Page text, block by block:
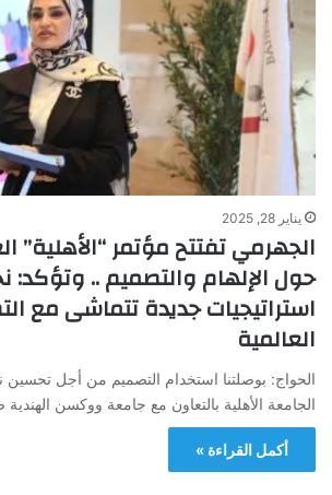
يناير 28, 2025
الجهرمي تفتتح مؤتمر “الأهلية”
حول الإلهام والتصميم .. وتؤكد:
استراتيجيات جديدة تتماشى مع
العالمية
الحواج: بوصلتنا استخدام التصميم من أجل تحسين
الجامعة الأهلية بالتعاون مع جامعة ووكسن الهندية
أكمل القراءة »